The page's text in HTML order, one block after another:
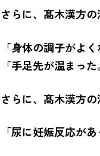
さらに、髙木漢方
「身体の調子がよ
「手足先が温まった
さらに、髙木漢方
「尿に妊娠反応が